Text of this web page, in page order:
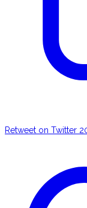
Retweet on Twitter